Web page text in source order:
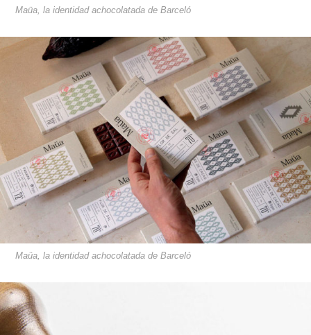
Maüa, la identidad achocolatada de Barceló
Maüa, la identidad achocolatada de Barceló